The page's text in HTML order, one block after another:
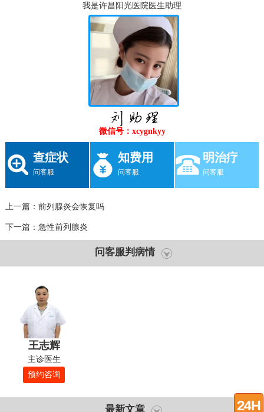
我是许昌阳光医院医生助理
微信号：xcygnkyy
查症状
问客服
知费用
问客服
明治疗
问客服
上一篇： 前列腺炎会恢复吗
下一篇： 急性前列腺炎
问客服判病情
王志辉
主诊医生
预约咨询
最新文章